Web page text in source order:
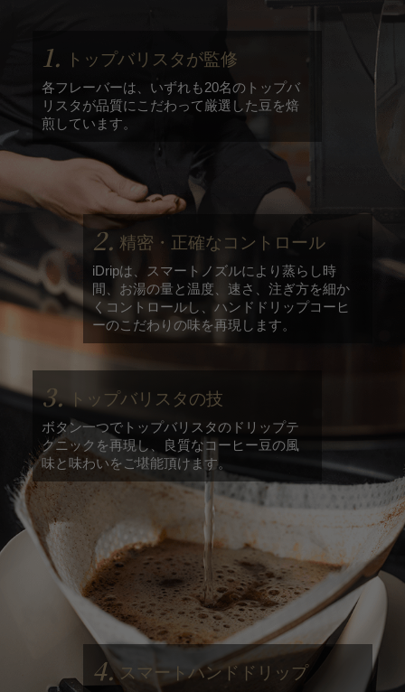
1. トップバリスタが監修
各フレーバーは、いずれも20名のトップバ
リスタが品質にこだわって厳選した豆を焙
煎しています。
2. 精密・正確なコントロール
iDripは、スマートノズルにより蒸らし時
間、お湯の量と温度、速さ、注ぎ方を細か
くコントロールし、ハンドドリップコーヒ
ーのこだわりの味を再現します。
3. トップバリスタの技
ボタン一つでトップバリスタのドリップテ
クニックを再現し、良質なコーヒー豆の風
味と味わいをご堪能頂けます。
4.スマートハンドドリップ